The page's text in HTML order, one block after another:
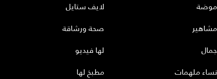
موضة
مشاهير
جمال
نساء ملهمات
لايف ستايل
صحة ورشاقة
لها فيديو
مطبخ لها